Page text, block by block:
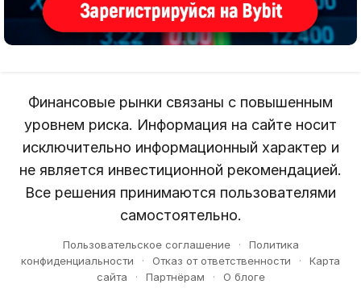
Финансовые рынки связаны с повышенным
уровнем риска. Информация на сайте носит
исключительно информационный характер и
не является инвестиционной рекомендацией.
Все решения принимаются пользователями
самостоятельно.
Пользовательское соглашение ·
Политика
конфиденциальности
· Отказ от ответственности ·
Карта
сайта
· Партнёрам · О блоге